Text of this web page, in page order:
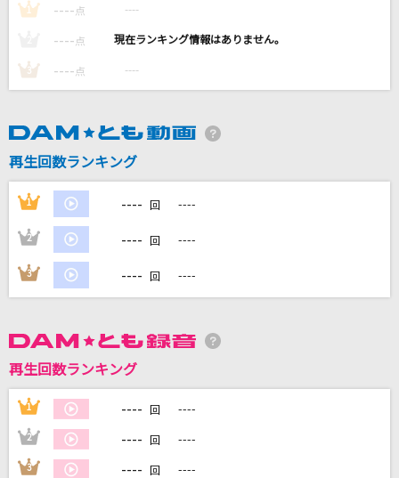
好きすぎて滅！
のだ
T.M.Revolution
カラオケ最新情報をチェック！
1 ---- 点 ----
---- 点 ----
3 ---- 点 ----
再生回数ランキング
1 ---- 回 ----
2 ---- 回 ----
3 ---- 回 ----
再生回数ランキング
1 ---- 回 ----
2 ---- 回 ----
3 ---- 回 ----